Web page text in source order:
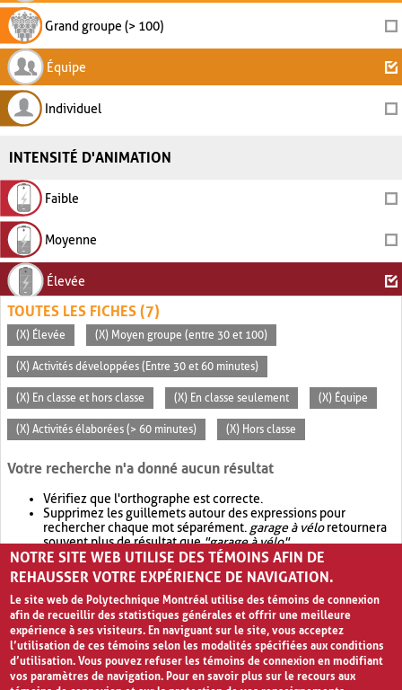
Grand groupe (> 100)
Équipe
Individuel
INTENSITÉ D'ANIMATION
Faible
Moyenne
Élevée
TOUTES LES FICHES (7)
(X) Élevée (X) Moyen groupe (entre 30 et 100)
(X) Activités développées (Entre 30 et 60 minutes)
(X) En classe et hors classe (X) En classe seulement (X) Équipe
(X) Activités élaborées (> 60 minutes) (X) Hors classe
Votre recherche n'a donné aucun résultat
Vérifiez que l'orthographe est correcte.
Supprimez les guillemets autour des expressions pour
rechercher chaque mot séparément. garage à véloretournera
souvent plus de résultat que"garage à vélo".
Envisagez d'élargir votre recherche avec OR.garage OR vélo
retournera souvent plus de résultat quegarage à vélo
NOTRE SITE WEB UTILISE DES TÉMOINS AFIN DE
REHAUSSER VOTRE EXPÉRIENCE DE NAVIGATION.
Le site web de Polytechnique Montréal utilise des témoins de connexion
afin de recueillir des statistiques générales et offrir une meilleure
expérience à ses visiteurs. En naviguant sur le site, vous acceptez
l’utilisation de ces témoins selon les modalités spécifiées aux conditions
d’utilisation. Vous pouvez refuser les témoins de connexion en modifiant
vos paramètres de navigation. Pour en savoir plus sur le recours aux